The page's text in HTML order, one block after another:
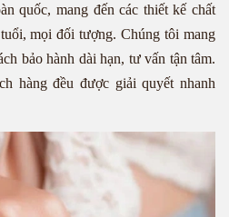
quốc, mang đến các thiết kế chất
mọi đối tượng. Chúng tôi mang
bảo hành dài hạn, tư vấn tận tâm.
hàng đều được giải quyết nhanh